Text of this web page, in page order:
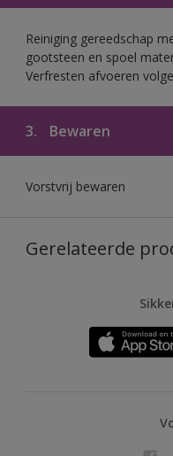
Reiniging gereedschap
gootsteen en spoel
Verfresten afvoeren
3. Bewaren
Vorstvrij bewaren
Gerelateerde